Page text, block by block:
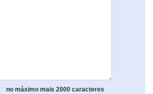
no máximo mais 2000 caracteres